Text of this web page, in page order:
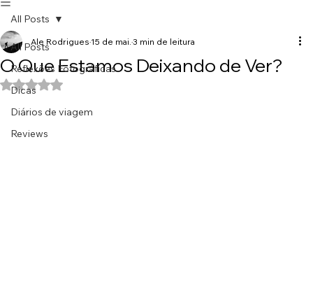
All Posts
Reflexões Fotográficas
Dicas
Diários de viagem
All Posts
O Que Estamos Deixando de Ver?
Ale Rodrigues 3 min de leitura